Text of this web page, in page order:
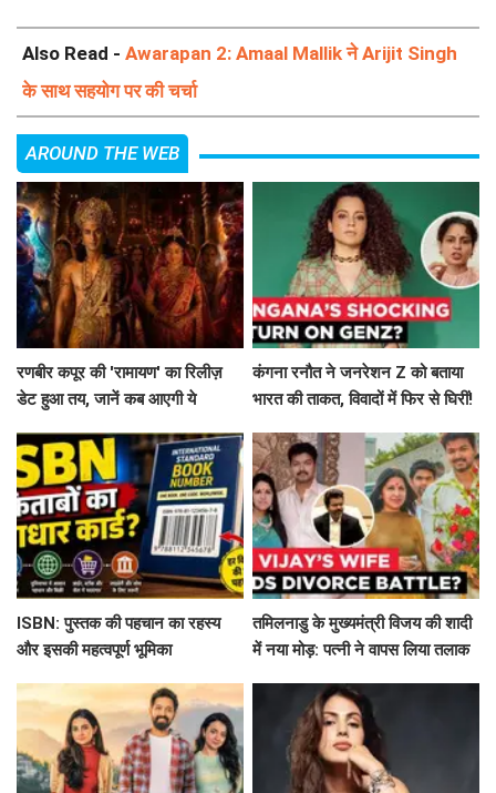
Also Read - Awarapan 2: Amaal Mallik ने Arijit Singh
के साथ सहयोग पर की चर्चा
AROUND THE WEB
रणबीर कपूर की 'रामायण' का रिलीज़
डेट हुआ तय, जानें कब आएगी ये
कंगना रनौत ने जनरेशन Z को बताया
भारत की ताकत, विवादों में फिर से घिरीं!
ISBN: पुस्तक की पहचान का रहस्य
और इसकी महत्वपूर्ण भूमिका
तमिलनाडु के मुख्यमंत्री विजय की शादी
में नया मोड़: पत्नी ने वापस लिया तलाक